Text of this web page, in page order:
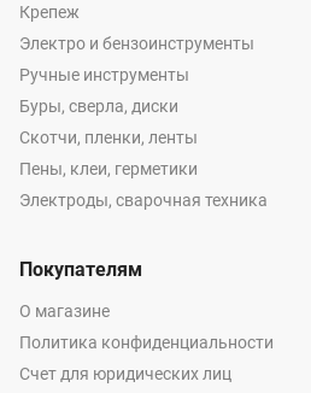
Крепеж
Электро и бензоинструменты
Ручные инструменты
Буры, сверла, диски
Скотчи, пленки, ленты
Пены, клеи, герметики
Электроды, сварочная техника
Покупателям
О магазине
Политика конфиденциальности
Счет для юридических лиц